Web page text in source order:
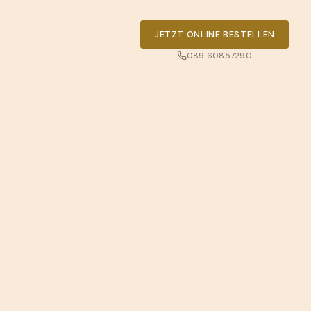
JETZT ONLINE BESTELLEN
089 60857290